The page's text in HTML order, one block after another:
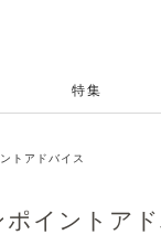
特集
トアドバイス
イントア